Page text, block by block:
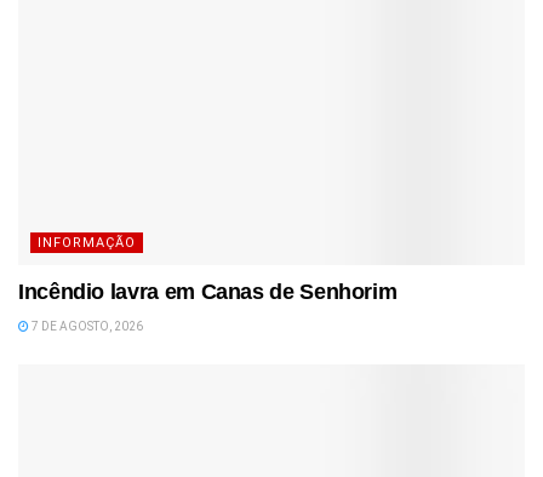
INFORMAÇÃO
Incêndio lavra em Canas de Senhorim
7 DE AGOSTO, 2026